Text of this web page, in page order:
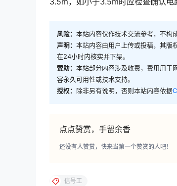
风险： 本站内容仅作技术交流参考，不构
声明： 本站内容由用户上传或投稿，其版
在24小时内核实并下架。
赞助： 本站部分内容涉及收费，费用用于
容永久可用性或技术支持。
授权： 除非另有说明，否则本站内容依据
点点赞赏，手留余香
还没有人赞赏，快来当第一个赞赏的人吧！
信号工